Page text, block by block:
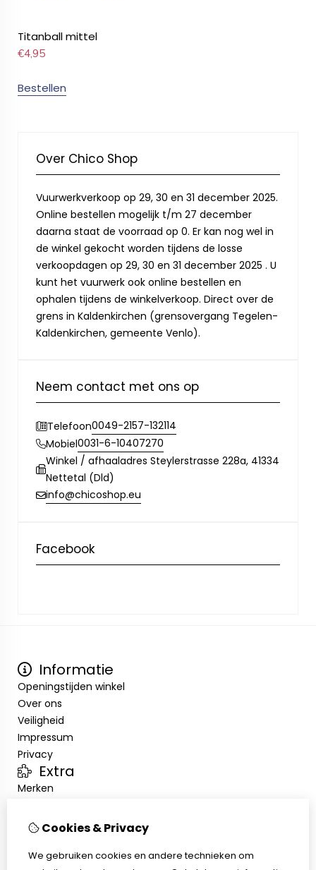
Titanball mittel
€4,95
Bestellen
Over Chico Shop
Vuurwerkverkoop op 29, 30 en 31 december 2025.
Online bestellen mogelijk t/m 27 december
daarna staat de voorraad op 0. Er kan nog wel in
de winkel gekocht worden tijdens de losse
verkoopdagen op 29, 30 en 31 december 2025 . U
kunt het vuurwerk ook online bestellen en
ophalen tijdens de winkelverkoop. Direct over de
grens in Kaldenkirchen (grensovergang Tegelen-
Kaldenkirchen, gemeente Venlo).
Neem contact met ons op
Telefoon0049-2157-132114
Mobiel0031-6-10407270
Winkel / afhaaladres Steylerstrasse 228a, 41334
Nettetal (Dld)
info@chicoshop.eu
Facebook
Informatie
Openingstijden winkel
Over ons
Veiligheid
Impressum
Privacy
Extra
Merken
Klantenservice
Sitemap
Cookies & Privacy
We gebruiken cookies en andere technieken om